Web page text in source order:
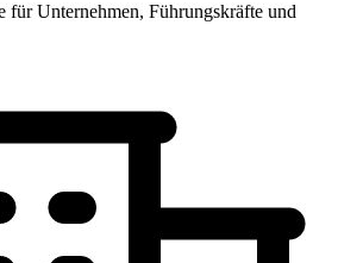
für Unternehmen, Führungskräfte und